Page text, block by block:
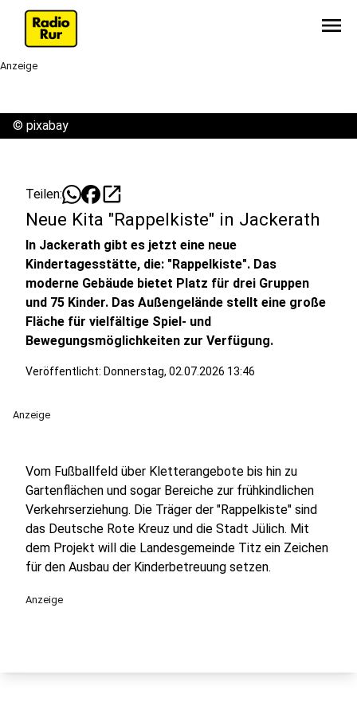
menu
Anzeige
© pixabay
Teilen: open_in_new
Neue Kita "Rappelkiste" in Jackerath
In Jackerath gibt es jetzt eine neue
Kindertagesstätte, die: "Rappelkiste". Das
moderne Gebäude bietet Platz für drei Gruppen
und 75 Kinder. Das Außengelände stellt eine große
Fläche für vielfältige Spiel- und
Bewegungsmöglichkeiten zur Verfügung.
Veröffentlicht: Donnerstag, 02.07.2026 13:46
Anzeige
Vom Fußballfeld über Kletterangebote bis hin zu
Gartenflächen und sogar Bereiche zur frühkindlichen
Verkehrserziehung. Die Träger der "Rappelkiste" sind
das Deutsche Rote Kreuz und die Stadt Jülich. Mit
dem Projekt will die Landesgemeinde Titz ein Zeichen
für den Ausbau der Kinderbetreuung setzen.
Anzeige